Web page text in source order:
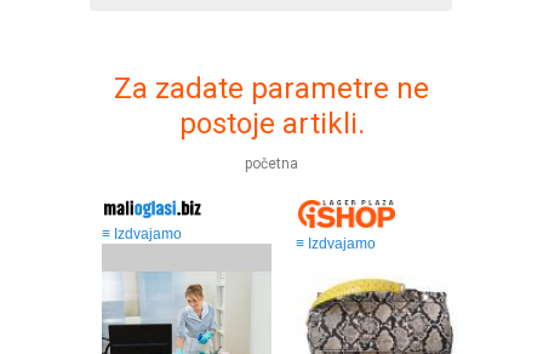
Za zadate parametre ne
postoje artikli.
početna